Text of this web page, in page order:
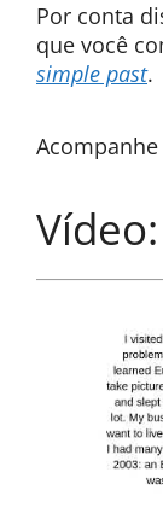
Por conta
que você
simple past.
Vídeo: